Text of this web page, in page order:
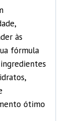
às
fórmula
ótimo